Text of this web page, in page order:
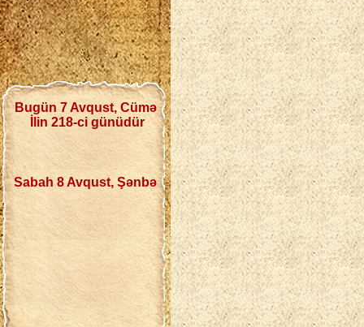
Bugün 7 Avqust, Cümə
İlin 218-ci günüdür
Sabah 8 Avqust, Şənbə